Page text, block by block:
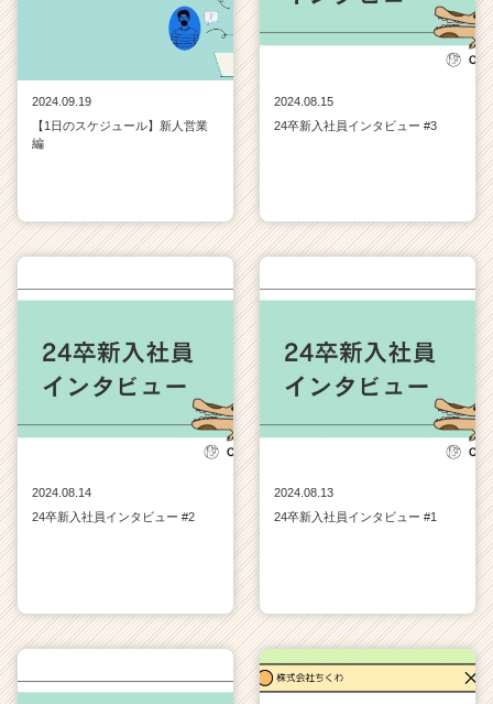
2024.09.19
【1日のスケジュール】新人営業
編
2024.08.15
24卒新入社員インタビュー #3
2024.08.14
24卒新入社員インタビュー #2
2024.08.13
24卒新入社員インタビュー #1